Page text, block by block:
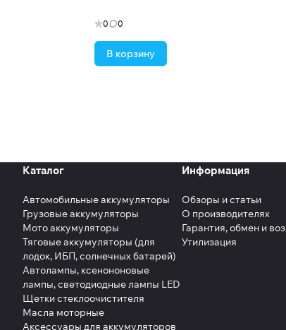
0 0
В корзину
Каталог
Автомобильные аккумуляторы
Грузовые аккумуляторы
Мото аккумуляторы
Тяговые аккумуляторы (для
лодок, ИБП, солнечных батарей)
Автолампы, ксенононовые
лампы, светодиодные лампы LED
Щетки стеклоочистителя
Масла моторные
Аксессуары для аккумуляторов
Информация
Обзоры и статьи
О производителях
Гарантия, обмен и
Утилизация